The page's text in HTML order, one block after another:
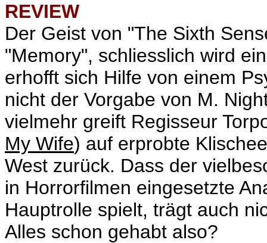
REVIEW
Der Geist von "The Sixth
"Memory", schliesslich wird
erhofft sich Hilfe von einem
nicht der Vorgabe von M.
vielmehr greift Regisseur
My Wife) auf erprobte
West zurück. Dass der
in Horrorfilmen eingesetzte
Hauptrolle spielt, trägt auch
Alles schon gehabt also?